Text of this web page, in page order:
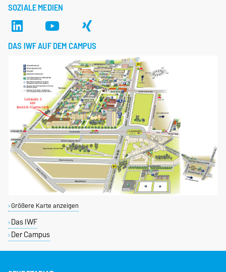
SOZIALE MEDIEN
DAS IWF AUF DEM CAMPUS
Größere Karte anzeigen
Das IWF
Der Campus